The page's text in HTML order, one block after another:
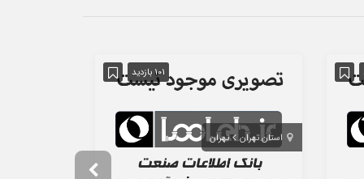
101 بازدید
استان تهران تهران